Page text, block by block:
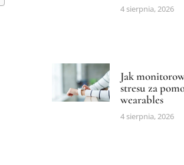
4 sierpnia, 2026
Jak
stresu za
wearables
4 sierpnia, 2026